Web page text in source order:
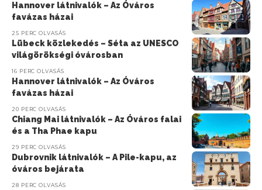
Hannover látnivalók – Az Óváros
favázas házai
25 PERC OLVASÁS
Lübeck közlekedés – Séta az UNESCO
világörökségi óvárosban
16 PERC OLVASÁS
Hannover látnivalók – Az Óváros
favázas házai
20 PERC OLVASÁS
Chiang Mai látnivalók – Az Óváros falai
és a Tha Phae kapu
29 PERC OLVASÁS
Dubrovnik látnivalók – A Pile-kapu, az
óváros bejárata
28 PERC OLVASÁS